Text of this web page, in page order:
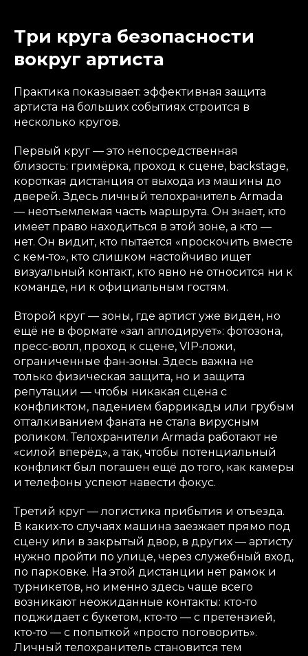
Три круга безопасности
вокруг артиста
Практика показывает: эффективная защита
артиста на больших событиях строится в
несколько кругов.
Первый круг — это непосредственная
близость: гримёрка, проход к сцене, backstage,
короткая дистанция от выхода из машины до
дверей. Здесь личный телохранитель Armada
— неотъемлемая часть маршрута. Он знает, кто
имеет право находиться в этой зоне, а кто —
нет. Он видит, кто пытается «проскочить вместе
с кем‑то», кто слишком настойчиво ищет
визуальный контакт, кто явно не относится ни к
команде, ни к официальным гостям.
Второй круг — зоны, где артист уже виден, но
ещё не в формате «зал аплодирует»: фотозона,
пресс‑волл, проход к сцене, VIP‑ложи,
ограниченные фан‑зоны. Здесь важна не
только физическая защита, но и защита
репутации — чтобы никакая сцена с
конфликтом, падением баррикады или грубым
отталкиванием фаната не стала вирусным
роликом. Телохранители Armada работают не
«силой вперёд», а так, чтобы потенциальный
конфликт был погашен ещё до того, как камеры
и телефоны успеют навести фокус.
Третий круг — логистика прибытия и отъезда.
В каких‑то случаях машина заезжает прямо под
сцену или в закрытый двор, в других — артисту
нужно пройти по улице, через служебный вход,
по парковке. На этой дистанции нет рамок и
турникетов, но именно здесь чаще всего
возникают неожиданные контакты: кто‑то
поджидает с букетом, кто‑то — с претензией,
кто‑то — с попыткой «просто поговорить».
Личный телохранитель становится тем